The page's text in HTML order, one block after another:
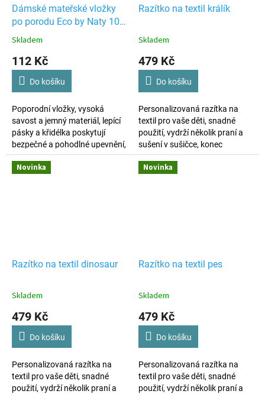
pokožkou.
Dámské mateřské vložky
po porodu Eco by Naty 10
ks
Skladem
112 Kč
Do košíku
Poporodní vložky, vysoká
savost a jemný materiál, lepící
pásky a křidélka poskytují
bezpečné a pohodlné upevnění,
v balení 10 ks.
Razítko na textil králík
Skladem
479 Kč
Do košíku
Personalizovaná razítka na
textil pro vaše děti, snadné
použití, vydrží několik praní a
sušení v sušičce, konec
ztrátám věcí, výroba dle vašich
požadavků.
Novinka
Razítko na textil dinosaur
Skladem
479 Kč
Do košíku
Personalizovaná razítka na
textil pro vaše děti, snadné
použití, vydrží několik praní a
Novinka
Razítko na textil pes
Skladem
479 Kč
Do košíku
Personalizovaná razítka na
textil pro vaše děti, snadné
použití, vydrží několik praní a